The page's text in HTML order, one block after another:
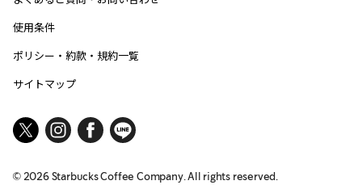
使用条件
ポリシー・約款・規約一覧
サイトマップ
© 2026Starbucks Coffee Company. All rights reserved.